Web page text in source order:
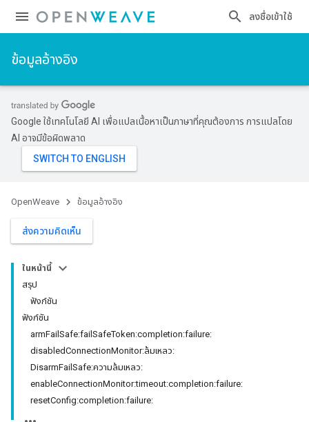
ลงชื่อเข้าใช้
ข้อมูลอ้างอิง
Google ใช้เทคโนโลยี AI เพื่อแปลเนื้อหาเป็นภาษาที่คุณต้องการ การแปลโดย
AI อาจมีข้อผิดพลาด
OpenWeave ข้อมูลอ้างอิง
ส่งความคิดเห็น
ในหน้านี้
สรุป
ฟังก์ชัน
ฟังก์ชัน
armFailSafe:failSafeToken:completion:failure:
disabledConnectionMonitor:ล้มเหลว:
DisarmFailSafe:ความล้มเหลว:
enableConnectionMonitor:timeout:completion:failure:
resetConfig:completion:failure: